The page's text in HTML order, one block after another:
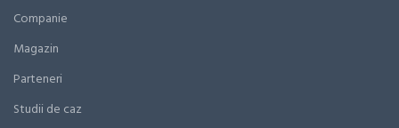
Companie
Magazin
Parteneri
Studii de caz